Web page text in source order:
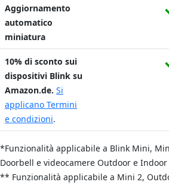
Aggiornamento
automatico
miniatura
10% di sconto sui
dispositivi Blink su
Amazon.de. Si
applicano Termini
e condizioni.
*Funzionalità applicabile a Blink Mini,
Doorbell e videocamere Outdoor e Indoor
** Funzionalità applicabile a Mini 2,